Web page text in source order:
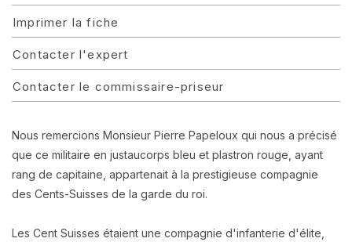
Imprimer la fiche
Contacter l'expert
Contacter le commissaire-priseur
Nous remercions Monsieur Pierre Papeloux qui nous a précisé
que ce militaire en justaucorps bleu et plastron rouge, ayant
rang de capitaine, appartenait à la prestigieuse compagnie
des Cents-Suisses de la garde du roi.
Les Cent Suisses étaient une compagnie d'infanterie d'élite,